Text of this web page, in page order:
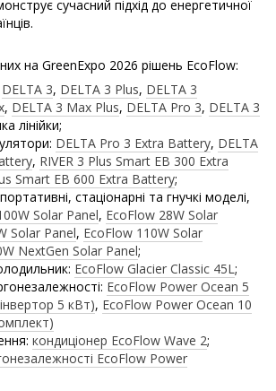
сучасний підхід до енергетичної
на GreenExpo 2026 рішень EcoFlow:
DELTA 3, DELTA 3 Plus, DELTA 3
, DELTA 3 Max Plus, DELTA Pro 3, DELTA 3
лінійки;
DELTA Pro 3 Extra Battery, DELTA
, RIVER 3 Plus Smart EB 300 Extra
Smart EB 600 Extra Battery;
стаціонарні та гнучкі моделі,
Solar Panel, EcoFlow 28W Solar
Solar Panel, EcoFlow 110W Solar
NextGen Solar Panel;
EcoFlow Glacier Classic 45L;
EcoFlow Power Ocean 5
5 кВт), EcoFlow Power Ocean 10
кондиціонер EcoFlow Wave 2;
EcoFlow Power